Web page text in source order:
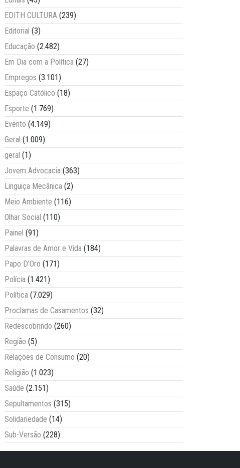
EDITH CULTURA (239)
Editorial (3)
Educação (2.482)
Em Dia com a Política (27)
Empregos (3.101)
Espaço Católico (18)
Esporte (1.769)
Evento (4.149)
Geral (1.009)
geral (1)
Jovem Advocacia (363)
Linguiça Mecânica (2)
Meio Ambiente (116)
Olhar Social (110)
Painel (91)
Palavras de Amor e Vida (184)
Papo D'Oro (171)
Polícia (1.421)
Política (7.029)
Proclamas de Casamentos (32)
Redescobrindo (260)
Região (5)
Relações de Consumo (20)
Religião (1.023)
Saúde (2.151)
Sepultamentos (315)
Solidariedade (14)
Sub-Versão (228)